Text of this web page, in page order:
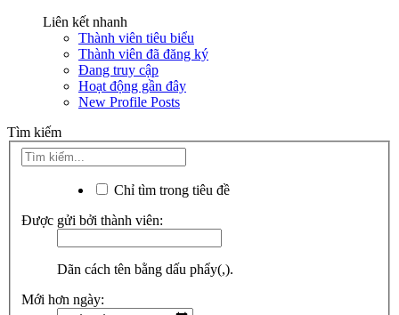
Liên kết nhanh
Thành viên tiêu biểu
Thành viên đã đăng ký
Đang truy cập
Hoạt động gần đây
New Profile Posts
Tìm kiếm
Chỉ tìm trong tiêu đề
Được gửi bởi thành viên:
Dãn cách tên bằng dấu phẩy(,).
Mới hơn ngày: